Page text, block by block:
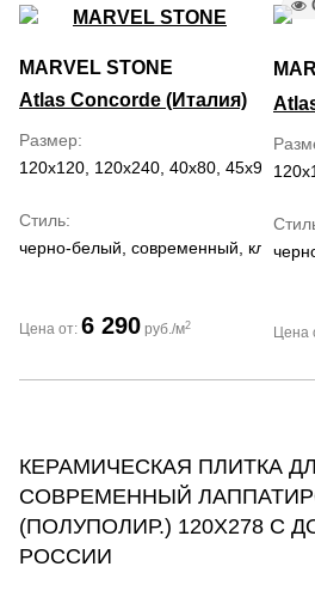
MARVEL STONE
Atlas Concorde (Италия)
Размер
120x120, 120x240, 40x80, 45x90,
Стиль
черно-белый, современный,
Цена от: 6 290 руб./м2 Цена
КЕРАМИЧЕСКАЯ ПЛИТКА
СОВРЕМЕННЫЙ
(ПОЛУПОЛИР.) 120Х278 С
РОССИИ